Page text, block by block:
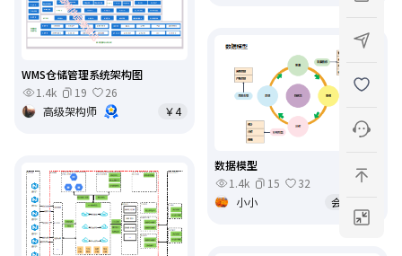
WMS仓储管理系统架构图
1.4k
19
26
高级架构师
￥4
数据模型
1.4k
15
32
小小
会员免费